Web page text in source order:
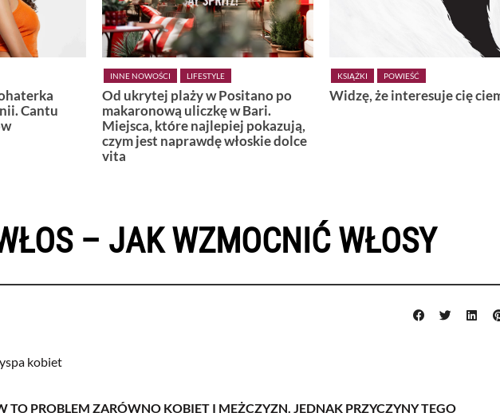
po
Bari.
pokazują,
dolce
KSIĄŻKI POWIEŚĆ
Widzę, że interesuje cię ciemność
KSIĄŻKI POWIEŚĆ
Wiedźmy z Vardø
– JAK WZMOCNIĆ WŁOSY
TO PROBLEM ZARÓWNO KOBIET I MĘŻCZYZN. JEDNAK PRZYCZYNY TEGO